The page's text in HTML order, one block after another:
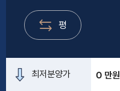
평
최저분양가 0 만원